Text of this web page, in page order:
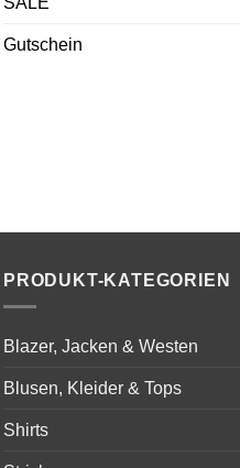
Gutschein
PRODUKT-KATEGORIEN
Blazer, Jacken & Westen
Blusen, Kleider & Tops
Shirts